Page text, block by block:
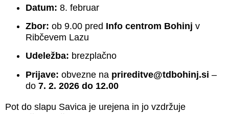
Datum: 8. februar
Zbor: ob 9.00 pred Info centrom Bohinj v
Ribčevem Lazu
Udeležba: brezplačno
Prijave: obvezne na prireditve@tdbohinj.si –
do 7. 2. 2026 do 12.00
Pot do slapu Savica je urejena in jo vzdržuje